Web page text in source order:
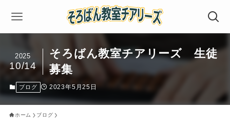
そろばん教室チアリーズ 生徒
募集
2025
10/14
ブログ 2023年5月25日
ホーム ブログ